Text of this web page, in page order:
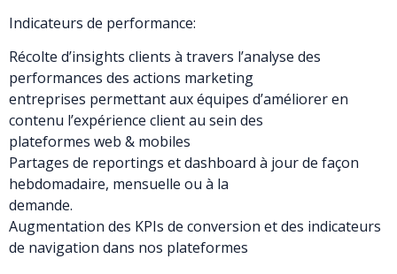
Indicateurs de performance:
Récolte d’insights clients à travers l’analyse des
performances des actions marketing
entreprises permettant aux équipes d’améliorer en
contenu l’expérience client au sein des
plateformes web & mobiles
Partages de reportings et dashboard à jour de façon
hebdomadaire, mensuelle ou à la
demande.
Augmentation des KPIs de conversion et des indicateurs
de navigation dans nos plateformes